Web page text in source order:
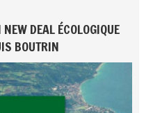
DEAL ÉCOLOGIQUE
BOUTRIN